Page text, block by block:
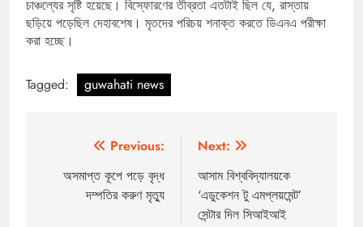
চাঞ্চল্যের সৃষ্টি হয়েছে। বিস্ফোরণের তীব্রতা এতটাই ছিল যে, রাস্তায়
ছড়িয়ে পড়েছিল দেহাবশেষ। মৃতদের পরিচয় শনাক্ত করতে ডিএনএ পরীক্ষা
করা হচ্ছে।
Tagged: guwahati news
navigation
Previous:
অসমাপ্ত কূপে পড়ে বৃদ্ধ
দম্পতির করুণ মৃত্যু
Next:
আসাম বিশ্ববিদ্যালয়কে
‘এডুকেশন টু এমপ্লয়মেন্ট’
সেন্টার দিল সিআইআই